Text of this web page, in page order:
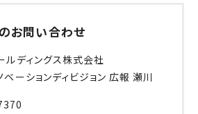
お問い合わせ
ルディングス株式会社
ベーションディビジョン 広報 瀬川